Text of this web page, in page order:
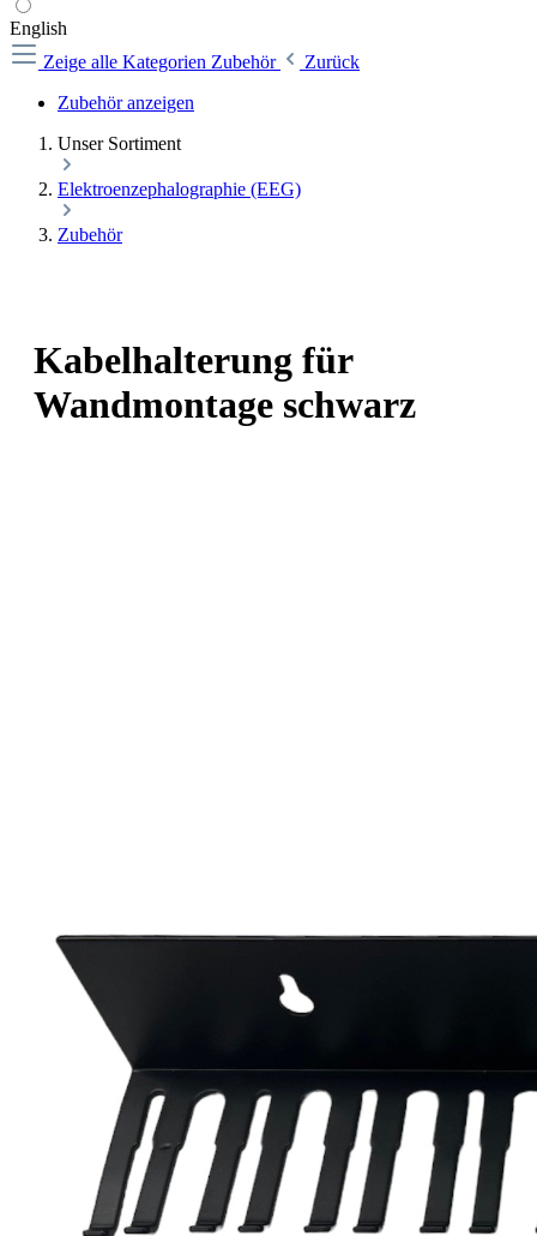
English
Zeige alle Kategorien Zubehör
Zurück
Zubehör anzeigen
Unser Sortiment
Elektroenzephalographie (EEG)
Zubehör
Kabelhalterung für
Wandmontage schwarz